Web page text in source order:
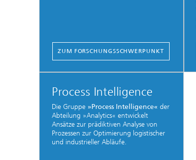
ZUM FORSCHUNGSSCHWERPUNKT
Process Intelligence
Die Gruppe »Process Intelligence« der
Abteilung »Analytics« entwickelt
Ansätze zur prädiktiven Analyse von
Prozessen zur Optimierung logistischer
und industrieller Abläufe.